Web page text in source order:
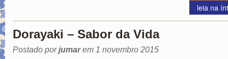
leia na
Dorayaki – Sabor da Vida
Postado porjumarem 1 novembro 2015